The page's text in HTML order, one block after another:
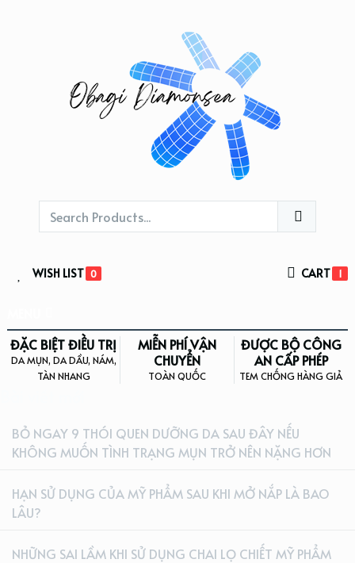
WISH LIST 0 CART 1
ĐẶC BIỆT ĐIỀU TRỊ
DA MỤN, DA DẦU, NÁM,
TÀN NHANG
MIỄN PHÍ VẬN
CHUYỂN
TOÀN QUỐC
ĐƯỢC BỘ CÔNG
AN CẤP PHÉP
TEM CHỐNG HÀNG GIẢ
BỎ NGAY 9 THÓI QUEN DƯỠNG DA SAU ĐÂY NẾU
KHÔNG MUỐN TÌNH TRẠNG MỤN TRỞ NÊN NẶNG HƠN
HẠN SỬ DỤNG CỦA MỸ PHẨM SAU KHI MỞ NẮP LÀ BAO
LÂU?
NHỮNG SAI LẦM KHI SỬ DỤNG CHAI LỌ CHIẾT MỸ PHẨM